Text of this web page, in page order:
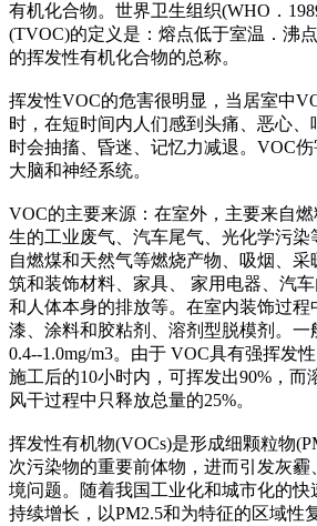
有机化合物。世界卫生组织(WHO．
(TVOC)的定义是：熔点低于室温．沸
的挥发性有机化合物的总称。
挥发性VOC的危害很明显，当居室中
时，在短时间内人们感到头痛、恶心
时会抽搐、昏迷、记忆力减退。VOC伤
大脑和神经系统。
VOC的主要来源：在室外，主要来自
生的工业废气、汽车尾气、光化学污
自燃煤和天然气等燃烧产物、吸烟、
筑和装饰材料、家具、 家用电器、汽
和人体本身的排放等。在室内装饰过程
漆、涂料和胶粘剂、溶剂型脱模剂。一
0.4--1.0mg/m3。由于 VOC具有强挥发
施工后的10小时内，可挥发出90%，而
风干过程中只释放总量的25%。
挥发性有机物(VOCs)是形成细颗粒物
次污染物的重要前体物，进而引发灰
境问题。随着我国工业化和城市化的快
持续增长，以PM2.5和为特征的区域性